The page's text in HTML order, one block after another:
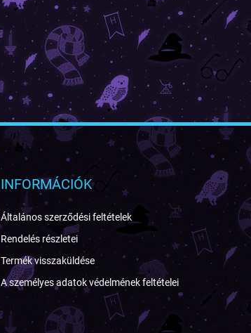
INFORMÁCIÓK
Általános szerződési feltételek
Rendelés részletei
Termék visszaküldése
A személyes adatok védelmének feltételei